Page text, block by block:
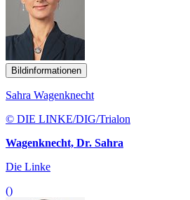
Bildinformationen
Sahra Wagenknecht
© DIE LINKE/DIG/Trialon
Wagenknecht, Dr. Sahra
Die Linke
()